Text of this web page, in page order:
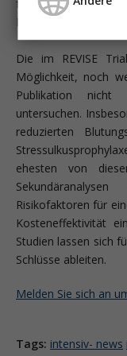
führten PPI zu
Blutungsrisikos,
Die im REVISE
Möglichkeit, noch
Publikation nicht
untersuchen.
reduzierten
ehesten von
Risikofaktoren für
Kosteneffektivität
Studien lassen sich
Schlüsse ableiten.
Melden Sie sich an
Tags: intensiv- news